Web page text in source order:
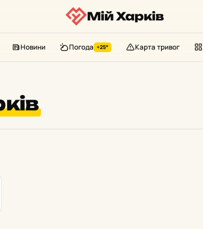
Мій Харків
Новини Погода +25° Карта тривог